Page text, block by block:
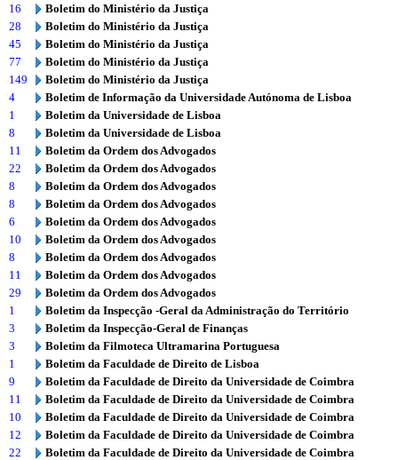
16
Boletim do Ministério da Justiça
28
Boletim do Ministério da Justiça
45
Boletim do Ministério da Justiça
77
Boletim do Ministério da Justiça
149
Boletim do Ministério da Justiça
4
Boletim de Informação da Universidade Autónoma de Lisboa
1
Boletim da Universidade de Lisboa
8
Boletim da Universidade de Lisboa
11
Boletim da Ordem dos Advogados
22
Boletim da Ordem dos Advogados
8
Boletim da Ordem dos Advogados
8
Boletim da Ordem dos Advogados
6
Boletim da Ordem dos Advogados
10
Boletim da Ordem dos Advogados
8
Boletim da Ordem dos Advogados
11
Boletim da Ordem dos Advogados
29
Boletim da Ordem dos Advogados
1
Boletim da Inspecção -Geral da Administração do Território
3
Boletim da Inspecção-Geral de Finanças
3
Boletim da Filmoteca Ultramarina Portuguesa
1
Boletim da Faculdade de Direito de Lisboa
9
Boletim da Faculdade de Direito da Universidade de Coimbra
11
Boletim da Faculdade de Direito da Universidade de Coimbra
10
Boletim da Faculdade de Direito da Universidade de Coimbra
12
Boletim da Faculdade de Direito da Universidade de Coimbra
22
Boletim da Faculdade de Direito da Universidade de Coimbra